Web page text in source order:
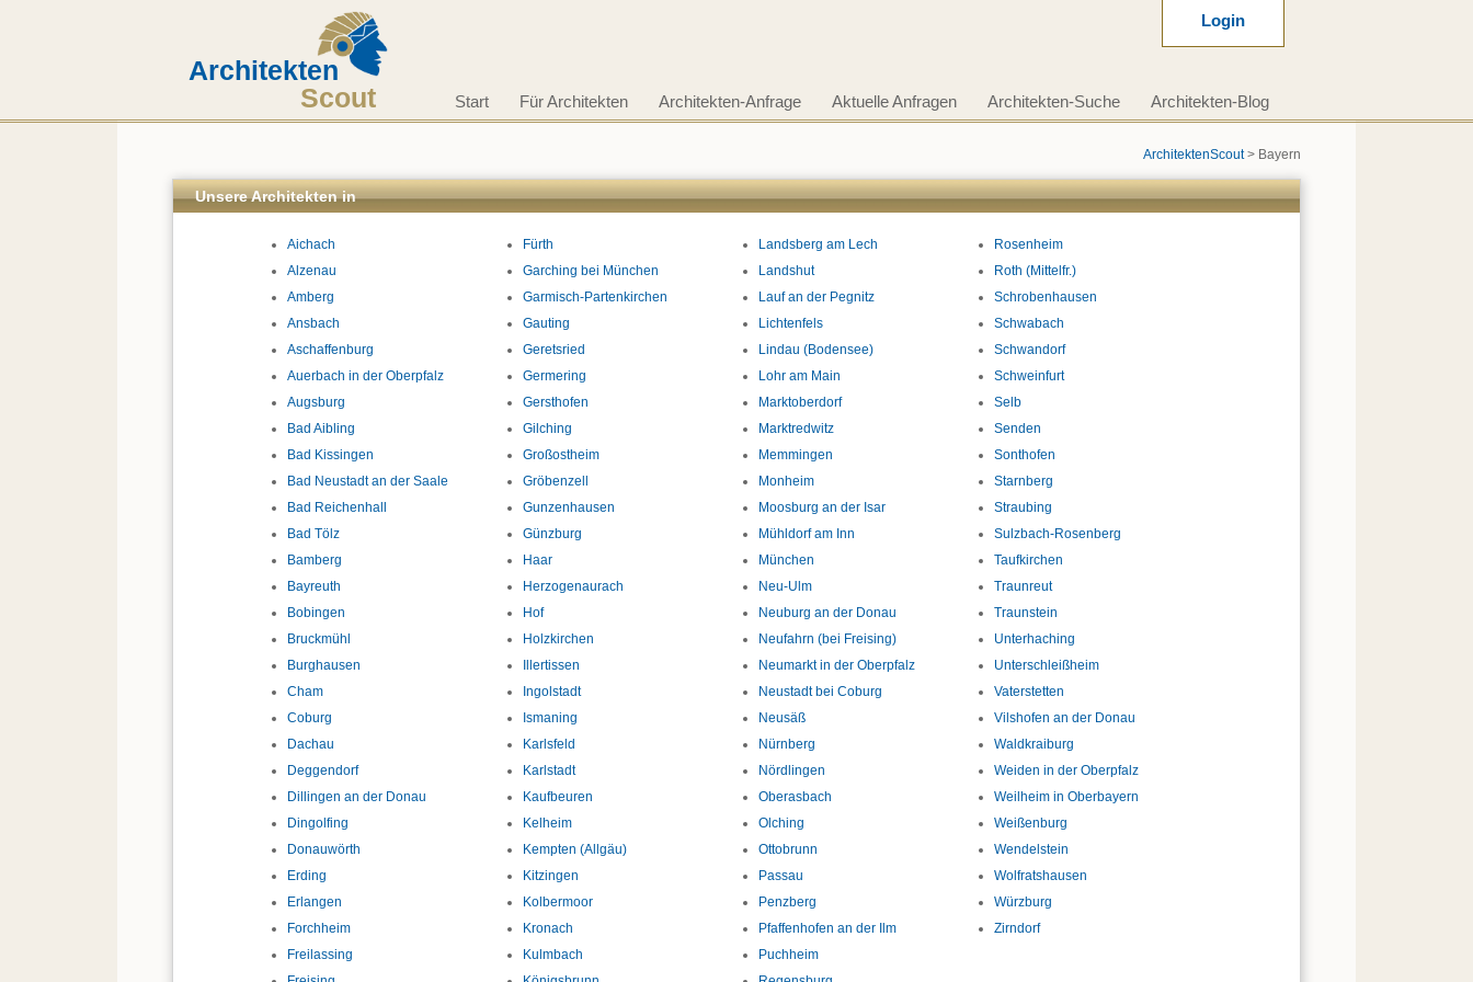
Architekten
Scout
Start Für Architekten Architekten-Anfrage Aktuelle Anfragen Architekten-Suche Architekten-Blog
Login
ArchitektenScout> Bayern
Unsere Architekten in
Aichach
Alzenau
Amberg
Ansbach
Aschaffenburg
Auerbach in der Oberpfalz
Augsburg
Bad Aibling
Bad Kissingen
Bad Neustadt an der Saale
Bad Reichenhall
Bad Tölz
Bamberg
Bayreuth
Bobingen
Bruckmühl
Burghausen
Cham
Coburg
Dachau
Deggendorf
Dillingen an der Donau
Dingolfing
Donauwörth
Erding
Erlangen
Forchheim
Freilassing
Fürth
Garching bei München
Garmisch-Partenkirchen
Gauting
Geretsried
Germering
Gersthofen
Gilching
Großostheim
Gröbenzell
Gunzenhausen
Günzburg
Haar
Herzogenaurach
Hof
Holzkirchen
Illertissen
Ingolstadt
Ismaning
Karlsfeld
Karlstadt
Kaufbeuren
Kelheim
Kempten (Allgäu)
Kitzingen
Kolbermoor
Kronach
Kulmbach
Landsberg am Lech
Landshut
Lauf an der Pegnitz
Lichtenfels
Lindau (Bodensee)
Lohr am Main
Marktoberdorf
Marktredwitz
Memmingen
Monheim
Moosburg an der Isar
Mühldorf am Inn
München
Neu-Ulm
Neuburg an der Donau
Neufahrn (bei Freising)
Neumarkt in der Oberpfalz
Neustadt bei Coburg
Neusäß
Nürnberg
Nördlingen
Oberasbach
Olching
Ottobrunn
Passau
Penzberg
Pfaffenhofen an der Ilm
Puchheim
Rosenheim
Roth (Mittelfr.)
Schrobenhausen
Schwabach
Schwandorf
Schweinfurt
Selb
Senden
Sonthofen
Starnberg
Straubing
Sulzbach-Rosenberg
Taufkirchen
Traunreut
Traunstein
Unterhaching
Unterschleißheim
Vaterstetten
Vilshofen an der Donau
Waldkraiburg
Weiden in der Oberpfalz
Weilheim in Oberbayern
Weißenburg
Wendelstein
Wolfratshausen
Würzburg
Zirndorf